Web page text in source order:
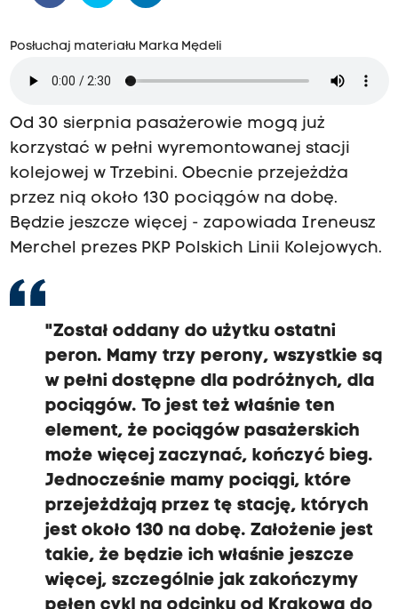
Posłuchaj materiału Marka Mędeli
Od 30 sierpnia pasażerowie mogą już
korzystać w pełni wyremontowanej stacji
kolejowej w Trzebini. Obecnie przejeżdża
przez nią około 130 pociągów na dobę.
Będzie jeszcze więcej - zapowiada Ireneusz
Merchel prezes PKP Polskich Linii Kolejowych.
"Został oddany do użytku ostatni
peron. Mamy trzy perony, wszystkie są
w pełni dostępne dla podróżnych, dla
pociągów. To jest też właśnie ten
element, że pociągów pasażerskich
może więcej zaczynać, kończyć bieg.
Jednocześnie mamy pociągi, które
przejeżdżają przez tę stację, których
jest około 130 na dobę. Założenie jest
takie, że będzie ich właśnie jeszcze
więcej, szczególnie jak zakończymy
t
m
i
a
k
o
w
e
m
p
o
j
a
d
ą
z